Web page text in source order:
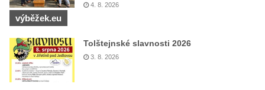
4. 8. 2026
výběžek.eu
Tolštejnské slavnosti 2026
3. 8. 2026